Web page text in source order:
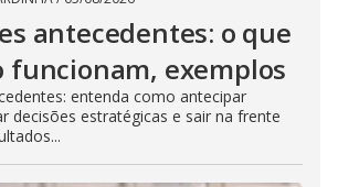
antecedentes: o que
funcionam, exemplos
entenda como antecipar
decisões estratégicas e sair na frente